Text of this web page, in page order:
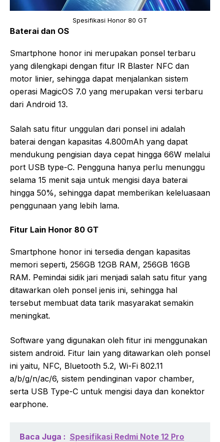
Spesifikasi Honor 80 GT
Baterai dan OS
Smartphone honor ini merupakan ponsel terbaru
yang dilengkapi dengan fitur IR Blaster NFC dan
motor linier, sehingga dapat menjalankan sistem
operasi MagicOS 7.0 yang merupakan versi terbaru
dari Android 13.
Salah satu fitur unggulan dari ponsel ini adalah
baterai dengan kapasitas 4.800mAh yang dapat
mendukung pengisian daya cepat hingga 66W melalui
port USB type-C. Pengguna hanya perlu menunggu
selama 15 menit saja untuk mengisi daya baterai
hingga 50%, sehingga dapat memberikan keleluasaan
penggunaan yang lebih lama.
Fitur Lain Honor 80 GT
Smartphone honor ini tersedia dengan kapasitas
memori seperti, 256GB 12GB RAM, 256GB 16GB
RAM. Pemindai sidik jari menjadi salah satu fitur yang
ditawarkan oleh ponsel jenis ini, sehingga hal
tersebut membuat data tarik masyarakat semakin
meningkat.
Software yang digunakan oleh fitur ini menggunakan
sistem android. Fitur lain yang ditawarkan oleh ponsel
ini yaitu, NFC, Bluetooth 5.2, Wi-Fi 802.11
a/b/g/n/ac/6, sistem pendinginan vapor chamber,
serta USB Type-C untuk mengisi daya dan konektor
earphone.
Baca Juga : Spesifikasi Redmi Note 12 Pro